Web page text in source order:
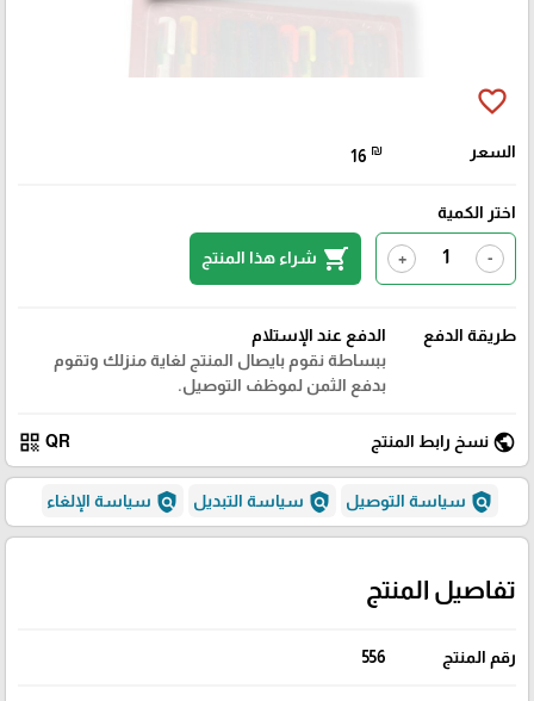
favorite_border
السعر 16 ₪
اختر الكمية
-
+
shopping_cart شراء هذا المنتج
طريقة الدفع
الدفع عند الإستلام
ببساطة نقوم بايصال المنتج لغاية منزلك وتقوم
بدفع الثمن لموظف التوصيل.
public نسخ رابط المنتج QR
qr_code
policy سياسة التوصيل policy سياسة التبديل policy سياسة الإلغاء
تفاصيل المنتج
رقم المنتج 556